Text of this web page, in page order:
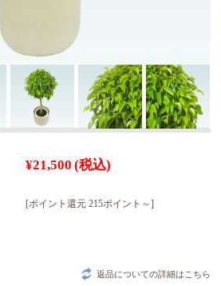
¥21,500 (税込)
[ポイント還元 215ポイント～]
返品についての詳細はこちら